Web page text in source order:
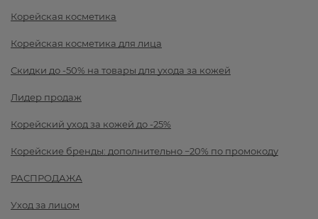
Корейская косметика
Корейская косметика для лица
Скидки до -50% на товары для ухода за кожей
Лидер продаж
Корейский уход за кожей до -25%
Корейские бренды: дополнительно −20% по промокоду
РАСПРОДАЖА
Уход за лицом